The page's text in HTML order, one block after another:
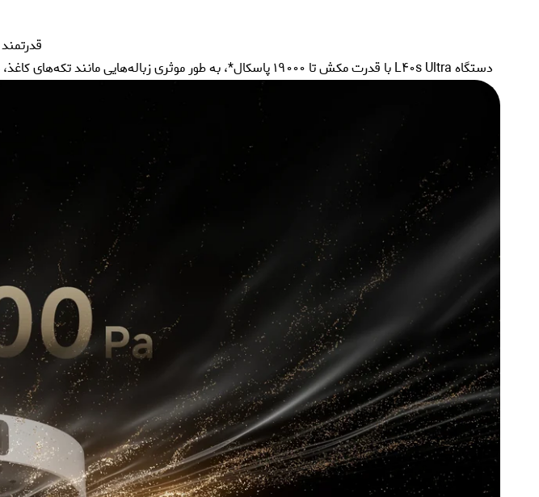
دستگاه L40s Ultra با قدرت مکش تا 19000 پاسکال*، به طور موثری زباله‌هایی مانند تکه‌های کاغذ، مو و خاک گربه را از سطوح مختلف جمع‌آوری می‌کند - همه این‌ها در حالی است که بی‌صدا کار می‌کند.